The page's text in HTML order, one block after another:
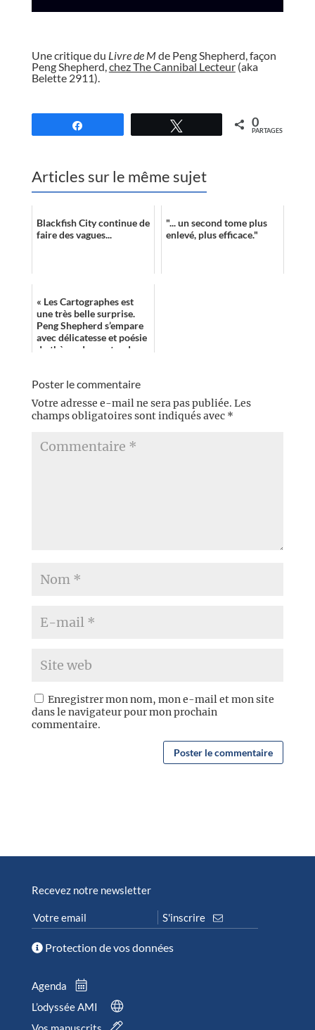
Une critique du Livre de Mde Peng Shepherd, façon
Peng Shepherd,chez The Cannibal Lecteur(aka
Belette 2911).
0
PARTAGES
Articles sur le même sujet
Blackfish City continue de
faire des vagues...
"... un second tome plus
enlevé, plus efficace."
« Les Cartographes est
une très belle surprise.
Peng Shepherd s’empare
avec délicatesse et poésie
du thème des cartes dans
Poster le commentaire
Votre adresse e-mail ne sera pas publiée. Les
champs obligatoires sont indiqués avec *
Enregistrer mon nom, mon e-mail et mon site
dans le navigateur pour mon prochain
commentaire.
Recevez notre newsletter
Protection de vos données
Agenda
L’odyssée AMI